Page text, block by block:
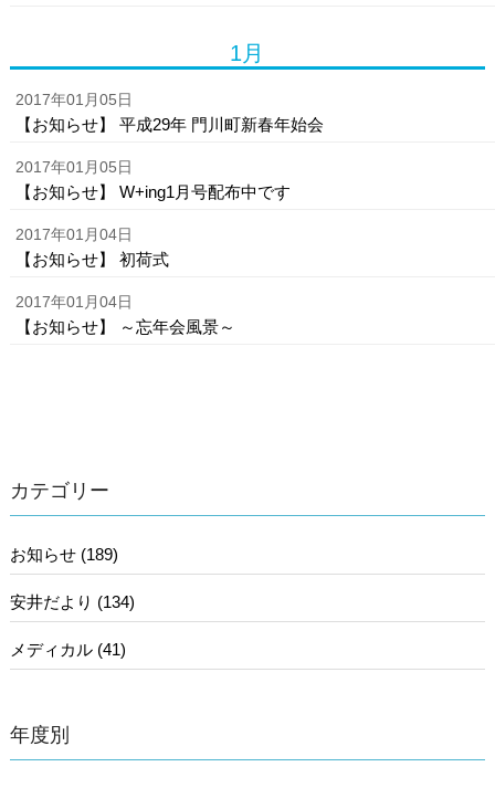
1月
2017年01月05日
【お知らせ】 平成29年 門川町新春年始会
2017年01月05日
【お知らせ】 W+ing1月号配布中です
2017年01月04日
【お知らせ】 初荷式
2017年01月04日
【お知らせ】 ～忘年会風景～
カテゴリー
お知らせ (189)
安井だより (134)
メディカル (41)
年度別